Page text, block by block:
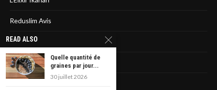
Reduslim Avis
Sirtfood diet : L’avis des médecins
La liste des statines dangereuses
READ ALSO
Quelle quantité de
graines par jour...
30 juillet 2026